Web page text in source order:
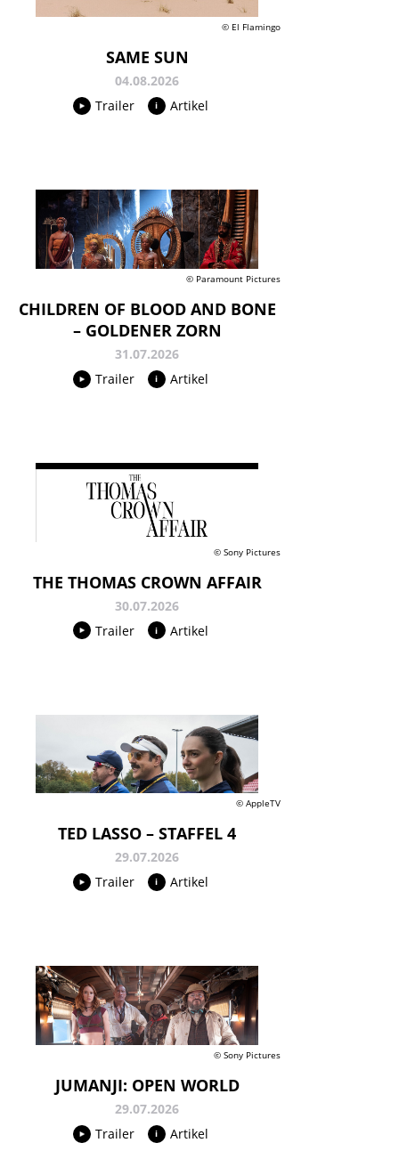
© El Flamingo
SAME SUN
04.08.2026
Trailer
Artikel
© Paramount Pictures
CHILDREN OF BLOOD AND BONE
– GOLDENER ZORN
31.07.2026
Trailer
Artikel
© Sony Pictures
THE THOMAS CROWN AFFAIR
30.07.2026
Trailer
Artikel
© AppleTV
TED LASSO – STAFFEL 4
29.07.2026
Trailer
Artikel
© Sony Pictures
JUMANJI: OPEN WORLD
29.07.2026
Trailer
Artikel